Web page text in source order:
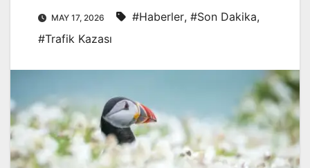
MAY 17, 2026 #Haberler, #Son Dakika,
#Trafik Kazası